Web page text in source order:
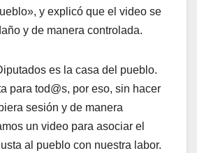
y explicó que el video se
y de manera controlada.
es la casa del pueblo.
para tod@s, por eso, sin hacer
sesión y de manera
un video para asociar el
al pueblo con nuestra labor.